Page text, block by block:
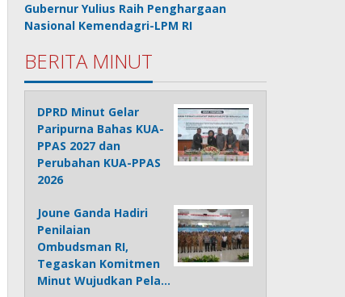
Gubernur Yulius Raih Penghargaan
Nasional Kemendagri-LPM RI
BERITA MINUT
DPRD Minut Gelar
Paripurna Bahas KUA-
PPAS 2027 dan
Perubahan KUA-PPAS
2026
Joune Ganda Hadiri
Penilaian
Ombudsman RI,
Tegaskan Komitmen
Minut Wujudkan Pela…